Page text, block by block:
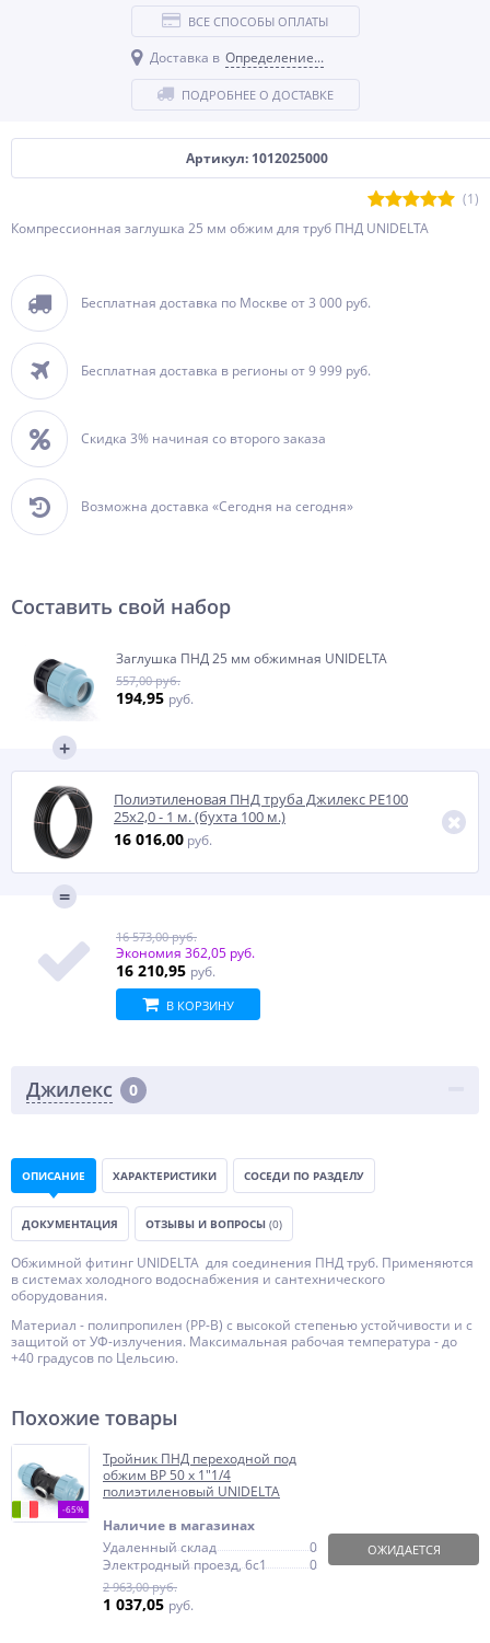
Артикул: 1012025000
(1)
Компрессионная заглушка 25 мм обжим для труб ПНД UNIDELTA
Бесплатная доставка по Москве от 3 000 руб.
Бесплатная доставка в регионы от 9 999 руб.
Скидка 3% начиная со второго заказа
Возможна доставка «Сегодня на сегодня»
ВСЕ СПОСОБЫ ОПЛАТЫ
Доставка в Определение...
ПОДРОБНЕЕ О ДОСТАВКЕ
Составить свой набор
Заглушка ПНД 25 мм обжимная UNIDELTA
557,00 руб.
194,95 руб.
Полиэтиленовая ПНД труба Джилекс РЕ100
25х2,0 - 1 м. (бухта 100 м.)
16 016,00 руб.
16 573,00 руб.
Экономия 362,05 руб.
16 210,95 руб.
В КОРЗИНУ
Джилекс 0
ОПИСАНИЕ ХАРАКТЕРИСТИКИ СОСЕДИ ПО РАЗДЕЛУ
ДОКУМЕНТАЦИЯ ОТЗЫВЫ И ВОПРОСЫ (0)
Обжимной фитинг UNIDELTA для соединения ПНД труб. Применяются
в системах холодного водоснабжения и сантехнического
оборудования.
Материал - полипропилен (PP-B) с высокой степенью устойчивости и с
защитой от УФ-излучения. Максимальная рабочая температура - до
+40 градусов по Цельсию.
Похожие товары
-65%
Тройник ПНД переходной под
обжим ВР 50 x 1"1/4
полиэтиленовый UNIDELTA
Наличие в магазинах
Удаленный склад
0
Электродный проезд, 6с1
0
2 963,00 руб.
1 037,05 руб.
ОЖИДАЕТСЯ